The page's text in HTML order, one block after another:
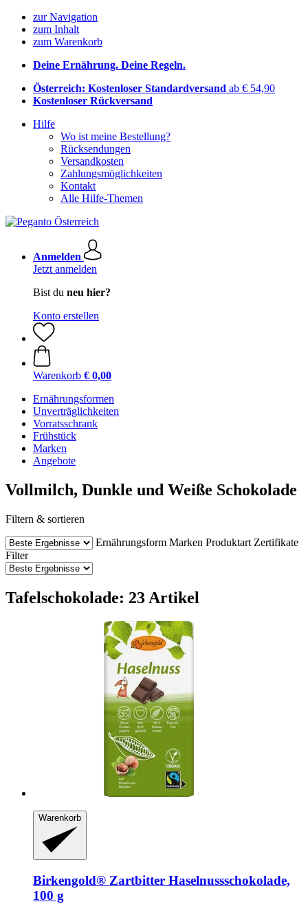
zur Navigation
zum Inhalt
zum Warenkorb
Deine Ernährung. Deine Regeln.
Österreich: Kostenloser Standardversand ab € 54,90
Kostenloser Rückversand
Hilfe
Wo ist meine Bestellung?
Rücksendungen
Versandkosten
Zahlungsmöglichkeiten
Kontakt
Alle Hilfe-Themen
Anmelden
Jetzt anmelden
Bist du neu hier?
Konto erstellen
Warenkorb € 0,00
Ernährungsformen
Unverträglichkeiten
Vorratsschrank
Frühstück
Marken
Angebote
Vollmilch, Dunkle und Weiße Schokolade
Filtern & sortieren
Ernährungsform Marken Produktart Zertifikate
Filter
Tafelschokolade: 23 Artikel
Warenkorb
Birkengold® Zartbitter Haselnussschokolade,
100 g